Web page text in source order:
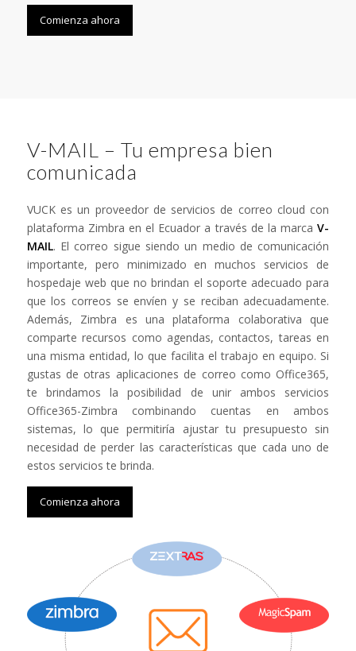
Comienza ahora
V-MAIL – Tu empresa bien
comunicada
VUCK es un proveedor de servicios de correo cloud con
plataforma Zimbra en el Ecuador a través de la marcaV-
MAIL. El correo sigue siendo un medio de comunicación
importante, pero minimizado en muchos servicios de
hospedaje web que no brindan el soporte adecuado para
que los correos se envíen y se reciban adecuadamente.
Además, Zimbra es una plataforma colaborativa que
comparte recursos como agendas, contactos, tareas en
una misma entidad, lo que facilita el trabajo en equipo. Si
gustas de otras aplicaciones de correo como Office365,
te brindamos la posibilidad de unir ambos servicios
Office365-Zimbra combinando cuentas en ambos
sistemas, lo que permitiría ajustar tu presupuesto sin
necesidad de perder las características que cada uno de
estos servicios te brinda.
Comienza ahora